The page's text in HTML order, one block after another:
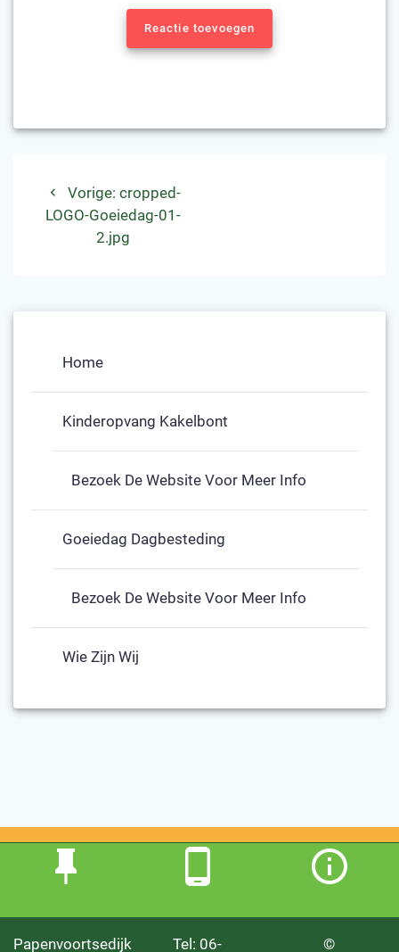
Reactie toevoegen
navigatie
Vorige: Vorig
bericht:
cropped-
LOGO-Goeiedag-01-
2.jpg
Home
Kinderopvang Kakelbont
Bezoek De Website Voor Meer Info
Goeiedag Dagbesteding
Bezoek De Website Voor Meer Info
Wie Zijn Wij
Papenvoortsedijk Tel: 06- ©